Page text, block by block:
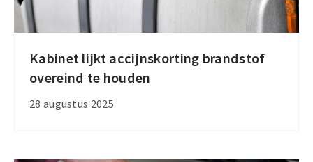
Kabinet lijkt accijnskorting brandstof
overeind te houden
28 augustus 2025
Kabinet
lijkt
accijnskorting
te